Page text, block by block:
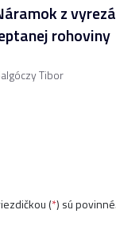
z
rohoviny
Tibor
(*) sú povinné.